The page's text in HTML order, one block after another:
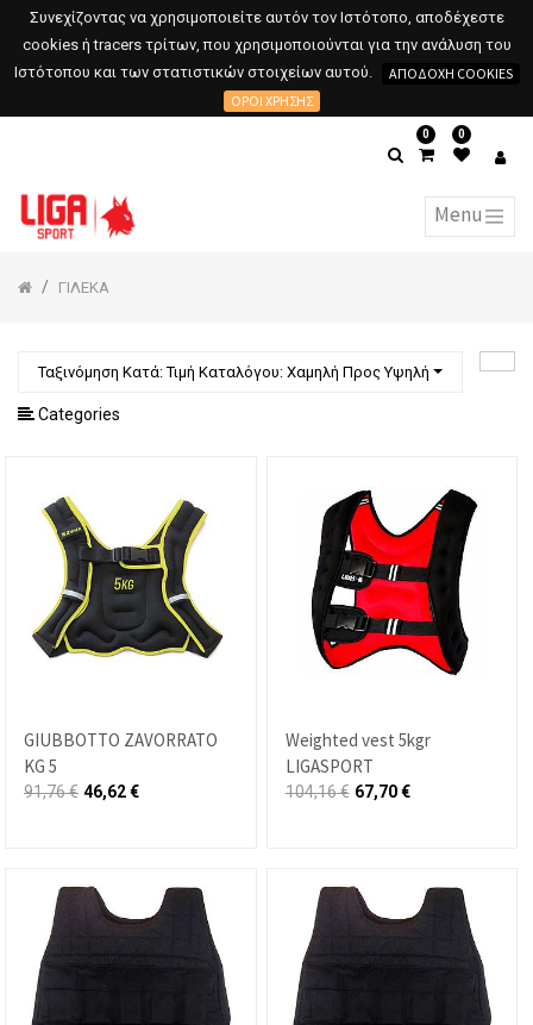
Συνεχίζοντας να χρησιμοποιείτε αυτόν τον Ιστότοπο, αποδέχεστε
cookies ή tracers τρίτων, που χρησιμοποιούνται για την ανάλυση του
Ιστότοπου και των στατιστικών στοιχείων αυτού.
ΑΠΟΔΟΧΉ COOKIES
ΌΡΟΙ ΧΡΉΣΗΣ
0 0
ΓΙΛΕΚΑ
Ταξινόμηση Κατά: Τιμή Καταλόγου: Χαμηλή Προς Υψηλή
Categories
GIUBBOTTO ZAVORRATO
KG 5
91,76€ 46,62€
Weighted vest 5kgr
LIGASPORT
104,16€ 67,70€